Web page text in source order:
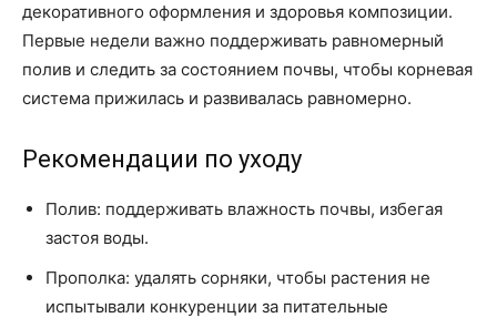
декоративного оформления и здоровья композиции.
Первые недели важно поддерживать равномерный
полив и следить за состоянием почвы, чтобы корневая
система прижилась и развивалась равномерно.
Рекомендации по уходу
Полив: поддерживать влажность почвы, избегая
застоя воды.
Прополка: удалять сорняки, чтобы растения не
испытывали конкуренции за питательные